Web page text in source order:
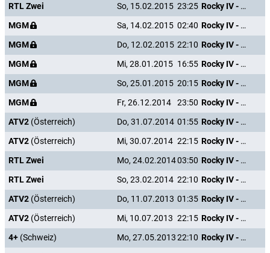
RTL Zwei
So, 15.02.2015 23:25
Rocky IV - Der Kampf des Jahrhunderts
MGM
Sa, 14.02.2015 02:40
Rocky IV - Der Kampf des Jahrhunderts
MGM
Do, 12.02.2015 22:10
Rocky IV - Der Kampf des Jahrhunderts
MGM
Mi, 28.01.2015 16:55
Rocky IV - Der Kampf des Jahrhunderts
MGM
So, 25.01.2015 20:15
Rocky IV - Der Kampf des Jahrhunderts
MGM
Fr, 26.12.2014 23:50
Rocky IV - Der Kampf des Jahrhunderts
ATV2 (Österreich) Do, 31.07.2014 01:55
Rocky IV - Der Kampf des Jahrhunderts
ATV2 (Österreich) Mi, 30.07.2014 22:15
Rocky IV - Der Kampf des Jahrhunderts
RTL Zwei
Mo, 24.02.201403:50
Rocky IV - Der Kampf des Jahrhunderts
RTL Zwei
So, 23.02.2014 22:10
Rocky IV - Der Kampf des Jahrhunderts
ATV2 (Österreich) Do, 11.07.2013 01:35
Rocky IV - Der Kampf des Jahrhunderts
ATV2 (Österreich) Mi, 10.07.2013 22:15
Rocky IV - Der Kampf des Jahrhunderts
4+ (Schweiz) Mo, 27.05.201322:10
Rocky IV - Der Kampf des Jahrhunderts